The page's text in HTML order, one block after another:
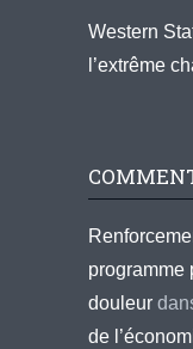
Western
l’extrême
programme
douleur
de